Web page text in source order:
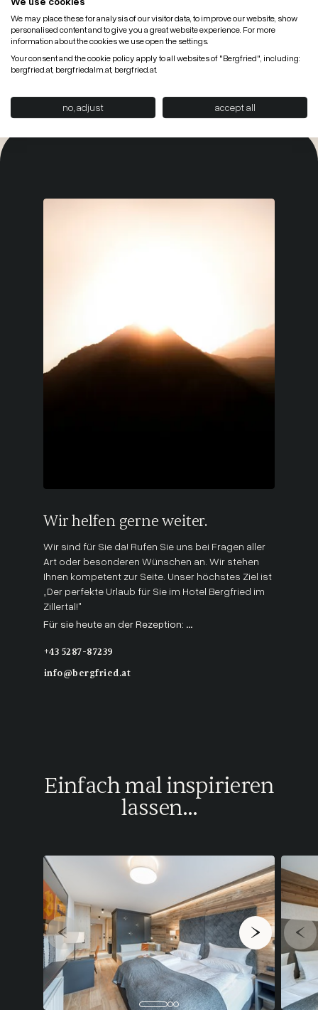
Bei uns wird Familienfreude GROSS geschrieben.
Hier gibts die Coolen KIDS & TEENS Indoorwelt bis
hin zur Megawasser Rutsche... & Kinderbetreuung
mit Bianca...
Wir helfen gerne weiter.
Wir sind für Sie da! Rufen Sie uns bei Fragen aller
Art oder besonderen Wünschen an. Wir stehen
Ihnen kompetent zur Seite. Unser höchstes Ziel ist
„Der perfekte Urlaub für Sie im Hotel Bergfried im
Zillertal!"
Für sie heute an der Rezeption: ...
+43 5287-87239
info@bergfried.at
Einfach mal inspirieren
lassen...
We may place these for analysis of our visitor data, to improve our website, show
personalised content and to give you a great website experience. For more
information about the cookies we use open the settings.
Your consent and the cookie policy apply to all websites of "Bergfried", including:
bergfried.at, bergfriedalm.at, bergfried.at.
no, adjust accept all